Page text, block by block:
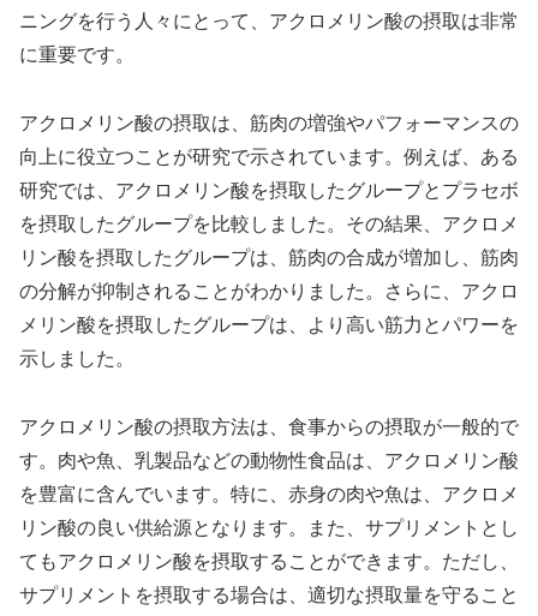
ニングを行う人々にとって、アクロメリン酸の摂取は非常
に重要です。
アクロメリン酸の摂取は、筋肉の増強やパフォーマンスの
向上に役立つことが研究で示されています。例えば、ある
研究では、アクロメリン酸を摂取したグループとプラセボ
を摂取したグループを比較しました。その結果、アクロメ
リン酸を摂取したグループは、筋肉の合成が増加し、筋肉
の分解が抑制されることがわかりました。さらに、アクロ
メリン酸を摂取したグループは、より高い筋力とパワーを
示しました。
アクロメリン酸の摂取方法は、食事からの摂取が一般的で
す。肉や魚、乳製品などの動物性食品は、アクロメリン酸
を豊富に含んでいます。特に、赤身の肉や魚は、アクロメ
リン酸の良い供給源となります。また、サプリメントとし
てもアクロメリン酸を摂取することができます。ただし、
サプリメントを摂取する場合は、適切な摂取量を守ること